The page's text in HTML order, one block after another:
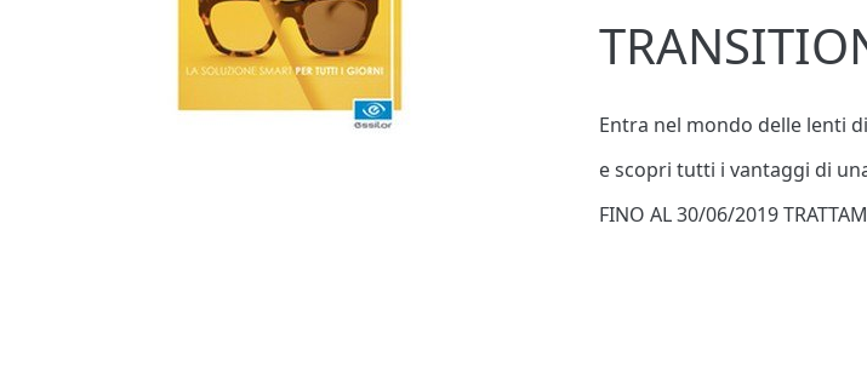
Entra nel mondo delle lenti
e scopri tutti i vantaggi di
FINO AL 30/06/2019